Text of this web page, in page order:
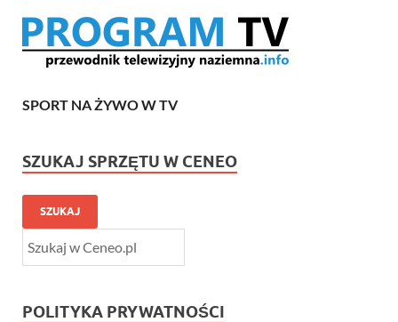
SPORT NA ŻYWO W TV
SZUKAJ SPRZĘTU W CENEO
SZUKAJ
POLITYKA PRYWATNOŚCI